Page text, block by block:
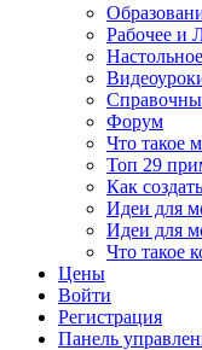
Рабочее и
Настольное
Форум
Что такое
Топ 29
Как
Идеи для
Идеи для
Что такое
Цены
Войти
Регистрация
Панель